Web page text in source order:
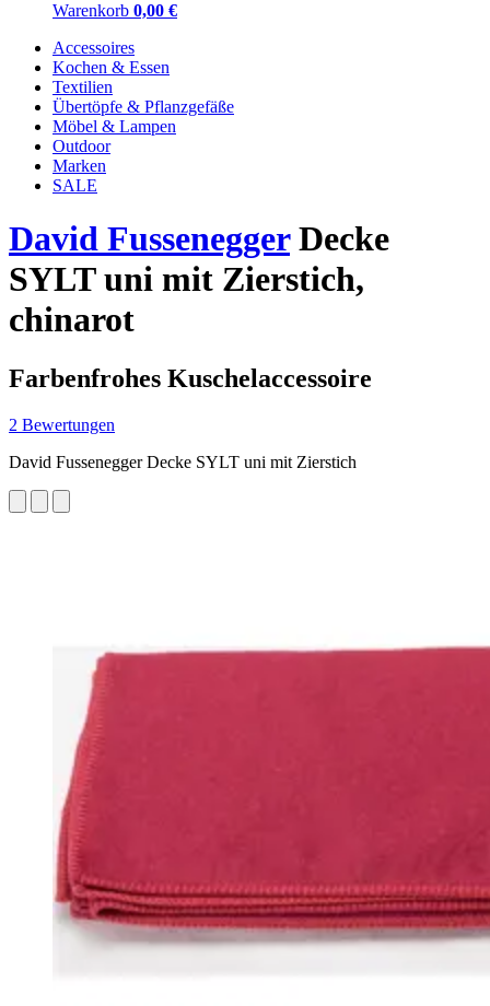
Warenkorb 0,00 €
Accessoires
Kochen & Essen
Textilien
Übertöpfe & Pflanzgefäße
Möbel & Lampen
Outdoor
Marken
SALE
David FusseneggerDecke
SYLT uni mit Zierstich,
chinarot
Farbenfrohes Kuschelaccessoire
2 Bewertungen
David Fussenegger Decke SYLT uni mit Zierstich